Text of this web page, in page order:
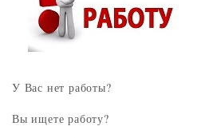
У Вас нет работы?
Вы ищете работу?